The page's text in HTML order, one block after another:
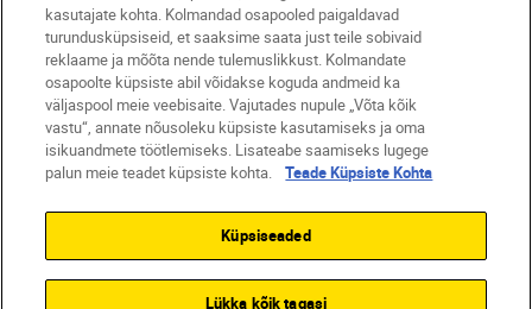
Eesti Nikon Sites
Contact Us Privacy Notice
Terms of Use
Cookie Settings
kasutajate kohta. Kolmandad osapooled paigaldavad
turundusküpsiseid, et saaksime saata just teile sobivaid
reklaame ja mõõta nende tulemuslikkust. Kolmandate
osapoolte küpsiste abil võidakse koguda andmeid ka
väljaspool meie veebisaite. Vajutades nupule „Võta kõik
vastu“, annate nõusoleku küpsiste kasutamiseks ja oma
isikuandmete töötlemiseks. Lisateabe saamiseks lugege
palun meie teadet küpsiste kohta.
Teade Küpsiste Kohta
Küpsiseaded
Lükka kõik tagasi